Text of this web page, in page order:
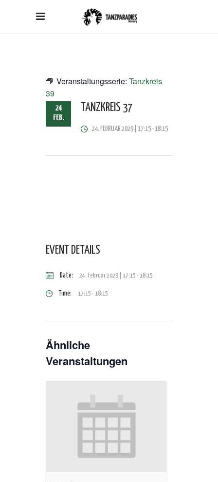
Veranstaltungsserie: Tanzkreis
39
24
FEB.
TANZKREIS 37
24. FEBRUAR 2029 | 17:15-18:15
EVENT DETAILS
Date: 24. Februar 2029 | 17:15 -18:15
Time: 17:15 - 18:15
Ähnliche
Veranstaltungen